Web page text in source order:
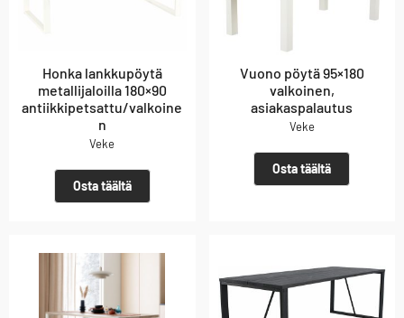
Honka lankkupöytä
metallijaloilla 180×90
antiikkipetsattu/valkoine
n
Veke
Osta täältä
Vuono pöytä 95×180
valkoinen,
asiakaspalautus
Veke
Osta täältä